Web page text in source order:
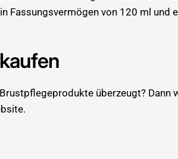
Fassungsvermögen von 120 ml
überzeugt? Dann